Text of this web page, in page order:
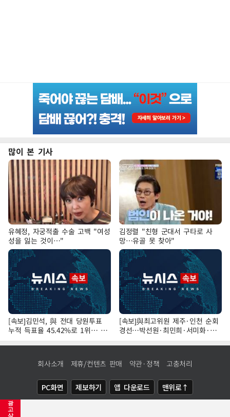
광
고
삭
많이 본 기사
유혜정, 자궁적출 수술 고백 "여성
성을 잃는 것이…"
김정렬 "친형 군대서 구타로 사
망…유골 못 찾아"
[속보]김민석, 與 전대 당원투표
누적 득표율 45.42%로 1위… 정
청래 44.56%
[속보]與최고위원 제주·인천 순회
경선…박선원·최민희·서미화·한
민수·김용 순
회사소개 제휴/컨텐츠 판매 약관·정책 고충처리
PC화면 제보하기 앱 다운로드 맨위로↑